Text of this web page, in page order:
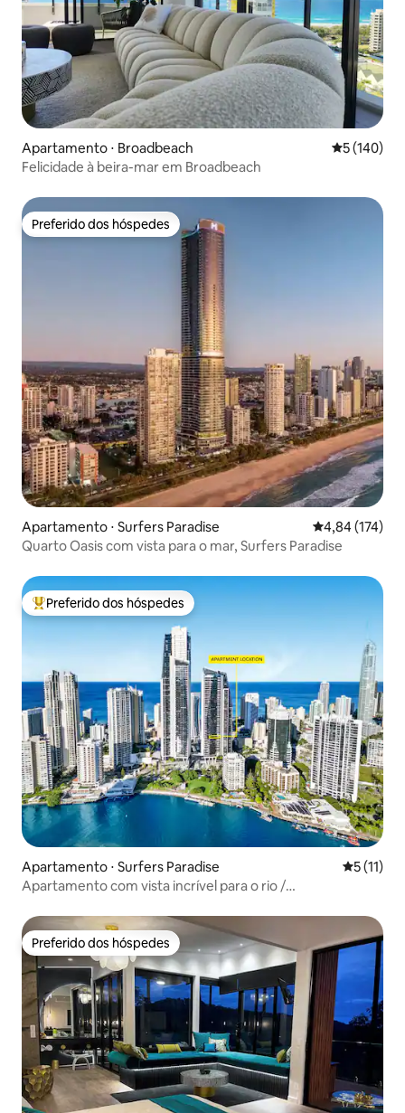
Apartamento ⋅ Broadbeach 5 de uma
5 (140)
Felicidade à beira-mar em Broadbeach
Preferido dos hóspedes
Preferido dos hóspedes
Apartamento ⋅ Surfers Paradise 4,84 de uma
4,84 (174)
Quarto Oasis com vista para o mar, Surfers Paradise
Entre os melhores preferidos dos hóspedes
Preferido dos hóspedes
Apartamento ⋅ Surfers Paradise 5 de uma
5 (11)
Apartamento com vista incrível para o rio /
Preferido dos hóspedes
Preferido dos hóspedes